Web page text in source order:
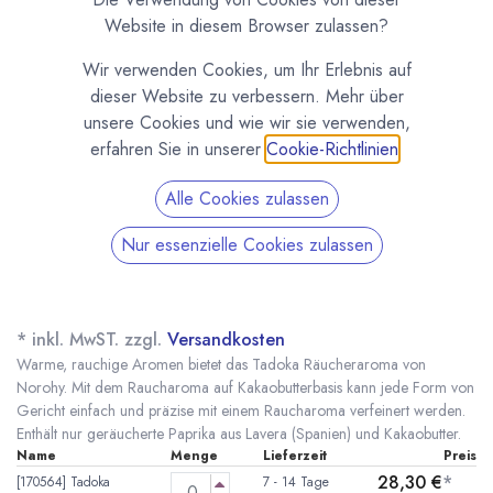
Tadoka - die richtige Menge Rauch -
* inkl. MwST. zzgl. Versandkosten
Warme, rauchige Aromen bietet das Tadoka Räucheraroma von
Norohy. Mit dem Raucharoma auf Kakaobutterbasis kann jede Form von
Gericht einfach und präzise mit einem Raucharoma verfeinert werden.
Enthält nur geräucherte Paprika aus Lavera (Spanien) und Kakaobutter.
Name Menge Lieferzeit
Preis
[170564] Tadoka
7 - 14 Tage 28,30 €*
Website in diesem Browser zulassen?
Wir verwenden Cookies, um Ihr Erlebnis auf
dieser Website zu verbessern. Mehr über
unsere Cookies und wie wir sie verwenden,
erfahren Sie in unserer Cookie-Richtlinien
Alle Cookies zulassen
Nur essenzielle Cookies zulassen